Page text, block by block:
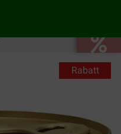
Rabatt